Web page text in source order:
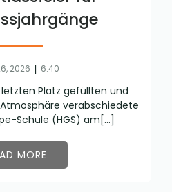
2026 | 6:40
Platz gefüllten und
verabschiedete
Schule (HGS) am[…]
MORE